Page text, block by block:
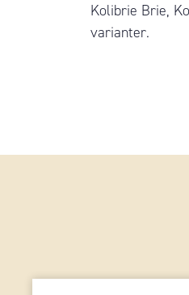
Kolibrie Brie,
varianter.